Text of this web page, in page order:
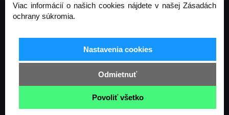
Informácie
Ochrana osobných údajov
Odstúpenie od zmluvy
Cookies
Obchodné podmienky
Kontakt
Viac informácií o našich cookies nájdete v našej Zásadách
ochrany súkromia.
Nastavenia cookies
Odmietnuť
Povoliť všetko